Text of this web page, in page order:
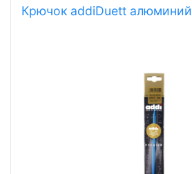
Крючок addiDuett алюминий